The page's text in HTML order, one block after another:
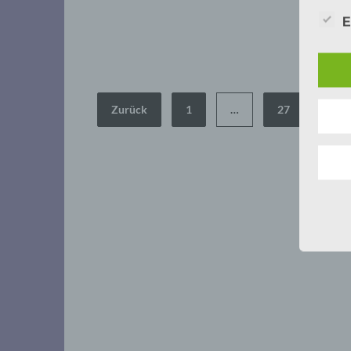
Seitennummerierung
Zurück 1 … 27